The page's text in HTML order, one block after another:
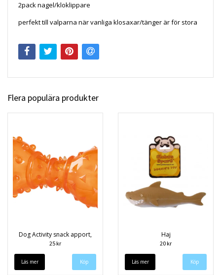
2pack nagel/kloklippare
perfekt till valparna när vanliga klosaxar/tänger är för stora
Flera populära produkter
Dog Activity snack apport,
25 kr
Läs mer
Haj
20 kr
Läs mer